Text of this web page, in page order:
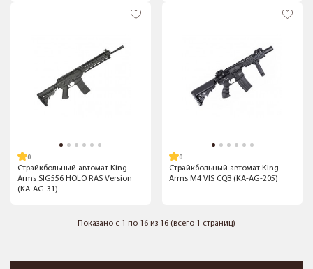
Страйкбольный автомат King
Arms SIG556 HOLO RAS Version
(KA-AG-31)
Страйкбольный автомат King
Arms M4 VIS CQB (KA-AG-205)
Показано с 1 по 16 из 16 (всего 1 страниц)